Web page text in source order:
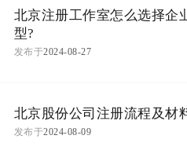
北京注册工作室怎么选择企
型?
发布于2024-08-27
北京股份公司注册流程及材
发布于2024-08-09